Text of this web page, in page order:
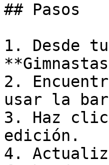
## Pasos
1. Desde
2.
usar la
3. Haz
edición.
4.